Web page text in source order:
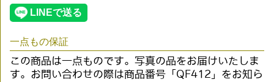
一点もの保証
この商品は一点ものです。写真の品をお届けいたしま
す。お問い合わせの際は商品番号「QF412」をお知ら